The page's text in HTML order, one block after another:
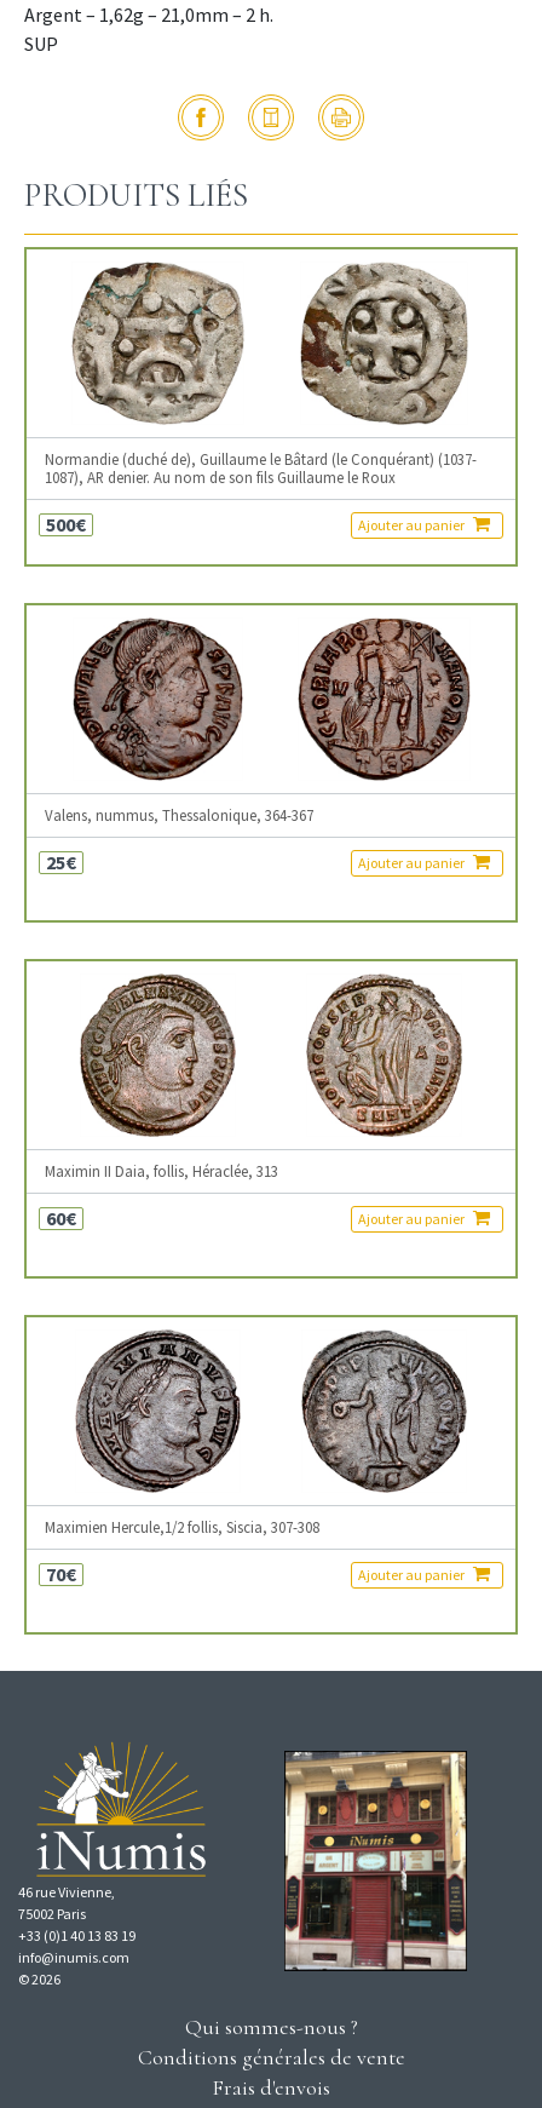
Argent – 1,62g – 21,0mm – 2 h.
SUP
PRODUITS LIÉS
Normandie (duché de), Guillaume le Bâtard (le Conquérant) (1037-
1087), AR denier. Au nom de son fils Guillaume le Roux
500€ Ajouter au panier
Valens, nummus, Thessalonique, 364-367
25€ Ajouter au panier
Maximin II Daia, follis, Héraclée, 313
60€ Ajouter au panier
Maximien Hercule,1/2 follis, Siscia, 307-308
70€ Ajouter au panier
46 rue Vivienne,
75002 Paris
+33 (0)1 40 13 83 19
info@inumis.com
© 2026
Qui sommes-nous ?
Conditions générales de vente
Frais d'envois